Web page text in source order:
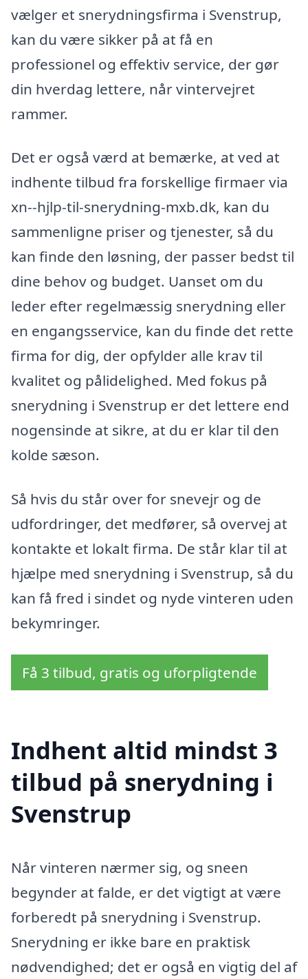
vælger et snerydningsfirma i Svenstrup,
kan du være sikker på at få en
professionel og effektiv service, der gør
din hverdag lettere, når vintervejret
rammer.
Det er også værd at bemærke, at ved at
indhente tilbud fra forskellige firmaer via
xn--hjlp-til-snerydning-mxb.dk, kan du
sammenligne priser og tjenester, så du
kan finde den løsning, der passer bedst til
dine behov og budget. Uanset om du
leder efter regelmæssig snerydning eller
en engangsservice, kan du finde det rette
firma for dig, der opfylder alle krav til
kvalitet og pålidelighed. Med fokus på
snerydning i Svenstrup er det lettere end
nogensinde at sikre, at du er klar til den
kolde sæson.
Så hvis du står over for snevejr og de
udfordringer, det medfører, så overvej at
kontakte et lokalt firma. De står klar til at
hjælpe med snerydning i Svenstrup, så du
kan få fred i sindet og nyde vinteren uden
bekymringer.
Få 3 tilbud, gratis og uforpligtende
Indhent altid mindst 3
tilbud på snerydning i
Svenstrup
Når vinteren nærmer sig, og sneen
begynder at falde, er det vigtigt at være
forberedt på snerydning i Svenstrup.
Snerydning er ikke bare en praktisk
nødvendighed; det er også en vigtig del af